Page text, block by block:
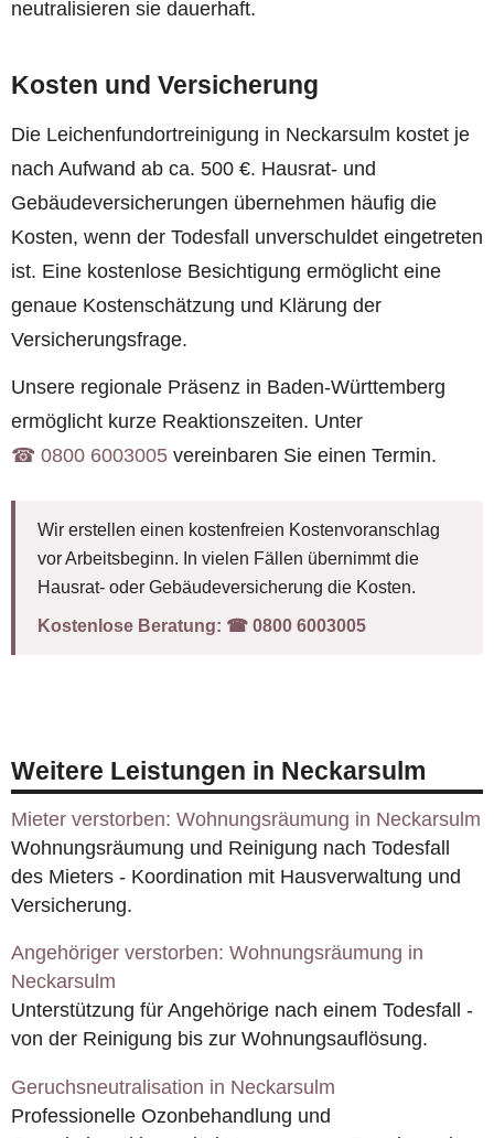
neutralisieren sie dauerhaft.
Kosten und Versicherung
Die Leichenfundortreinigung in Neckarsulm kostet je
nach Aufwand ab ca. 500 €. Hausrat- und
Gebäudeversicherungen übernehmen häufig die
Kosten, wenn der Todesfall unverschuldet eingetreten
ist. Eine kostenlose Besichtigung ermöglicht eine
genaue Kostenschätzung und Klärung der
Versicherungsfrage.
Unsere regionale Präsenz in Baden-Württemberg
ermöglicht kurze Reaktionszeiten. Unter
☎︎ 0800 6003005 vereinbaren Sie einen Termin.
Wir erstellen einen kostenfreien Kostenvoranschlag
vor Arbeitsbeginn. In vielen Fällen übernimmt die
Hausrat- oder Gebäudeversicherung die Kosten.
Kostenlose Beratung: ☎︎ 0800 6003005
Weitere Leistungen in Neckarsulm
Mieter verstorben: Wohnungsräumung in Neckarsulm
Wohnungsräumung und Reinigung nach Todesfall
des Mieters - Koordination mit Hausverwaltung und
Versicherung.
Angehöriger verstorben: Wohnungsräumung in
Neckarsulm
Unterstützung für Angehörige nach einem Todesfall -
von der Reinigung bis zur Wohnungsauflösung.
Geruchsneutralisation in Neckarsulm
Professionelle Ozonbehandlung und